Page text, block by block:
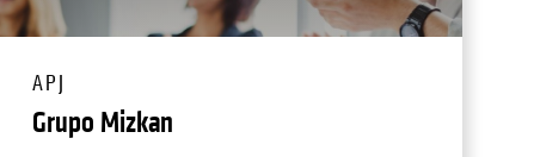
APJ
Grupo Mizkan